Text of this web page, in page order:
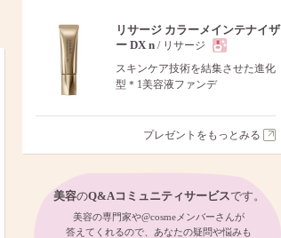
リサージ カラーメインテナイザ
ー DX n / リサージ
現
品
スキンケア技術を結集させた進化
型＊1美容液ファンデ
プレゼントをもっとみる
美容のQ&Aコミュニティサービスです。
美容の専門家や@cosmeメンバーさんが
答えてくれるので、あなたの疑問や悩みも